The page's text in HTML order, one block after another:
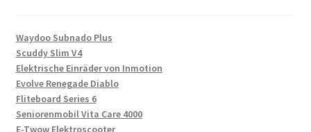
Waydoo Subnado Plus
Scuddy Slim V4
Elektrische Einräder von Inmotion
Evolve Renegade Diablo
Fliteboard Series 6
Seniorenmobil Vita Care 4000
E-Twow Elektroscooter